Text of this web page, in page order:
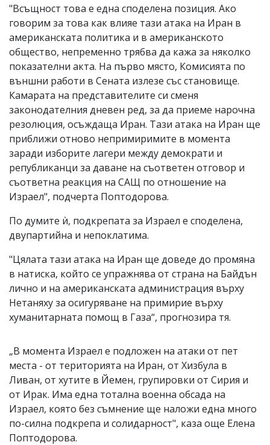
"Всъщност това е една споделена позиция. Ако
говорим за това как влияе тази атака на Иран в
американската политика и в американското
общество, непременно трябва да кажа за няколко
показателни акта. На първо място, Комисията по
външни работи в Сената излезе със становище.
Камарата на представителите си сменя
законодателния дневен ред, за да приеме нарочна
резолюция, осъждаща Иран. Тази атака на Иран ще
приближи отново непримиримите в момента
заради изборите лагери между демократи и
републиканци за даване на съответен отговор и
съответна реакция на САЩ по отношение на
Израел", подчерта Поптодорова.
По думите ѝ, подкрепата за Израел е споделена,
двупартийна и непоклатима.
"Цялата тази атака на Иран ще доведе до промяна
в натиска, който се упражнява от страна на Байдън
лично и на американската администрация върху
Нетаняху за осигуряване на примирие върху
хуманитарната помощ в Газа“, прогнозира тя.
„В момента Израел е подложен на атаки от пет
места - от територията на Иран, от Хизбула в
Ливан, от хутите в Йемен, групировки от Сирия и
от Ирак. Има една тотална военна обсада на
Израел, която без съмнение ще наложи една много
по-силна подкрепа и солидарност", каза още Елена
Поптодорова.